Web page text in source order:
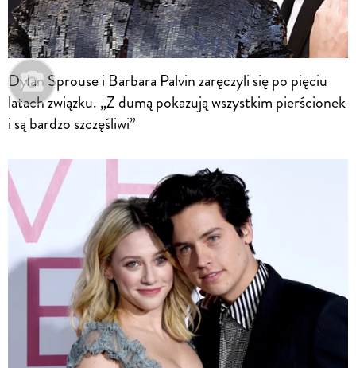
Dylan Sprouse i Barbara Palvin zaręczyli się po pięciu
latach związku. „Z dumą pokazują wszystkim pierścionek
i są bardzo szczęśliwi”